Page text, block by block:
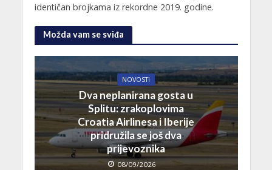
identičan brojkama iz rekordne 2019. godine.
Možda vam se sviđa
NOVOSTI
Dva neplanirana gosta u
Splitu: zrakoplovima
Croatia Airlinesa i Iberije
pridružila se još dva
prijevoznika
08/09/2026